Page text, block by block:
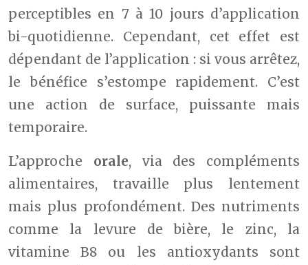
perceptibles en 7 à 10 jours d’application
bi-quotidienne. Cependant, cet effet est
dépendant de l’application : si vous arrêtez,
le bénéfice s’estompe rapidement. C’est
une action de surface, puissante mais
temporaire.
L’approche orale, via des compléments
alimentaires, travaille plus lentement
mais plus profondément. Des nutriments
comme la levure de bière, le zinc, la
vitamine B8 ou les antioxydants sont